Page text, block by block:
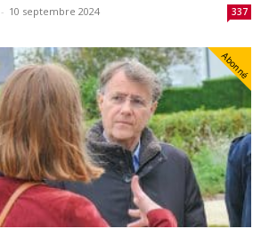
- 10 septembre 2024 337
Abonné